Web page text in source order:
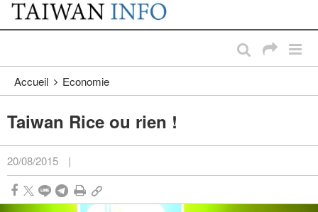
Passer au contenu principal
:::
Accueil Economie
Taiwan Rice ou rien !
20/08/2015 |